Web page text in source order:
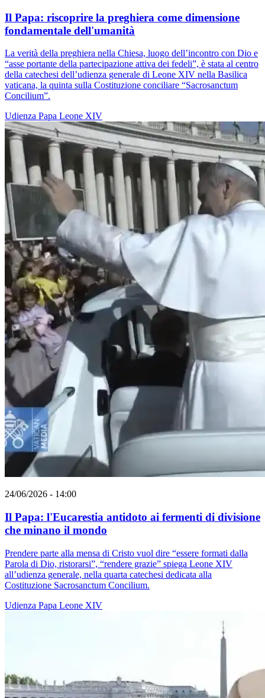
Il Papa: riscoprire la preghiera come dimensione
fondamentale dell'umanità
La verità della preghiera nella Chiesa, luogo dell’incontro con Dio e
“asse portante della partecipazione attiva dei fedeli”, è stata al centro
della catechesi dell’udienza generale di Leone XIV nella Basilica
vaticana, la quinta sulla Costituzione conciliare “Sacrosanctum
Concilium”.
Udienza Papa Leone XIV
24/06/2026 - 14:00
Il Papa: l'Eucarestia antidoto ai fermenti di divisione
che minano il mondo
Prendere parte alla mensa di Cristo vuol dire “essere formati dalla
Parola di Dio, ristorarsi”, “rendere grazie” spiega Leone XIV
all’udienza generale, nella quarta catechesi dedicata alla
Costituzione Sacrosanctum Concilium.
Udienza Papa Leone XIV